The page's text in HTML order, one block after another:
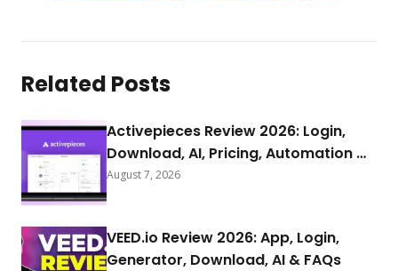
Related Posts
Activepieces Review 2026: Login,
Download, AI, Pricing, Automation &
FAQs
August 7, 2026
VEED.io Review 2026: App, Login,
Generator, Download, AI & FAQs